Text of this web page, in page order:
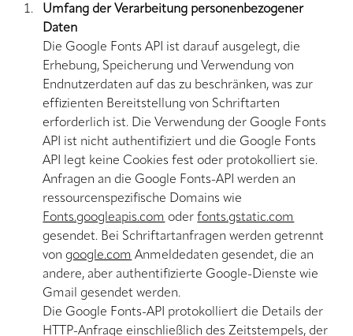
Umfang der Verarbeitung personenbezogener
Daten
Die Google Fonts API ist darauf ausgelegt, die
Erhebung, Speicherung und Verwendung von
Endnutzerdaten auf das zu beschränken, was zur
effizienten Bereitstellung von Schriftarten
erforderlich ist. Die Verwendung der Google Fonts
API ist nicht authentifiziert und die Google Fonts
API legt keine Cookies fest oder protokolliert sie.
Anfragen an die Google Fonts-API werden an
ressourcenspezifische Domains wie
Fonts.googleapis.com oderfonts.gstatic.com
gesendet. Bei Schriftartanfragen werden getrennt
von google.com Anmeldedaten gesendet, die an
andere, aber authentifizierte Google-Dienste wie
Gmail gesendet werden.
Die Google Fonts-API protokolliert die Details der
HTTP-Anfrage einschließlich des Zeitstempels, der